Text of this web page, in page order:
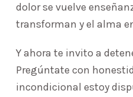
dolor se vuelve
transforman y el alma
Y ahora te invito a
Pregúntate con
incondicional estoy